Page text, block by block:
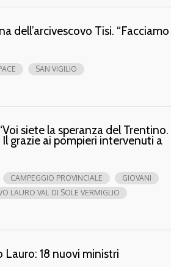
dell’arcivescovo Tisi. “Facciamo
SAN VIGILIO
siete la speranza del Trentino.
grazie ai pompieri intervenuti a
CAMPEGGIO PROVINCIALE
GIOVANI
LAURO VAL DI SOLE VERMIGLIO
Lauro: 18 nuovi ministri